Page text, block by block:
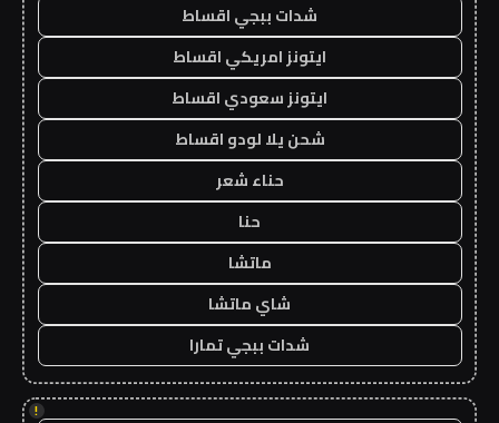
شدات ببجي اقساط
ايتونز امريكي اقساط
ايتونز سعودي اقساط
شحن يلا لودو اقساط
حناء شعر
حنا
ماتشا
شاي ماتشا
شدات ببجي تمارا
!